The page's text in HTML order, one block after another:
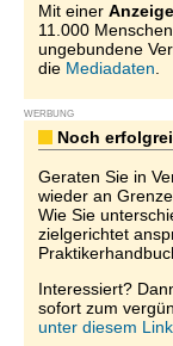
Mit einer
11.000
ungebundene
die Mediadaten
WERBUNG
Noch
Geraten Sie in
wieder an
Wie Sie
zielgerichtet
Interessiert?
sofort zum
unter diesem